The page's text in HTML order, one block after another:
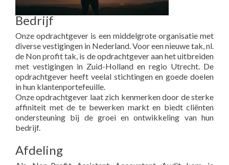
Bedrijf
Onze opdrachtgever is een middelgrote organisatie met
diverse vestigingen in Nederland. Voor een nieuwe tak, nl.
de Non profit tak, is de opdrachtgever aan het uitbreiden
met vestigingen in Zuid-Holland en regio Utrecht. De
opdrachtgever heeft veelal stichtingen en goede doelen
in hun klantenportefeuille.
Onze opdrachtgever laat zich kenmerken door de sterke
affiniteit met de te bewerken markt en biedt cliënten
ondersteuning bij de groei en ontwikkeling van hun
bedrijf.
Afdeling